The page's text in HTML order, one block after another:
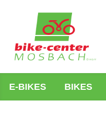
E-BIKES BIKES